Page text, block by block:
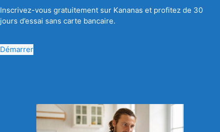
Inscrivez-vous gratuitement sur Kananas et profitez de 30
jours d’essai sans carte bancaire.
Démarrer